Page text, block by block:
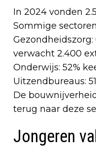
In 2024 vonden
Sommige
verwacht 2.400
Onderwijs: 52%
Uitzendbureaus:
De
terug naar deze
Jongeren